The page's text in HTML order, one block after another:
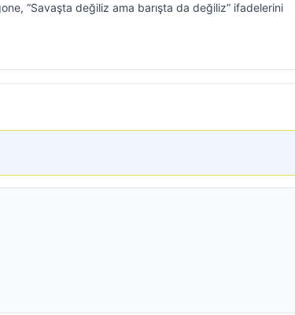
“Savaşta değiliz ama barışta da değiliz” ifadelerini